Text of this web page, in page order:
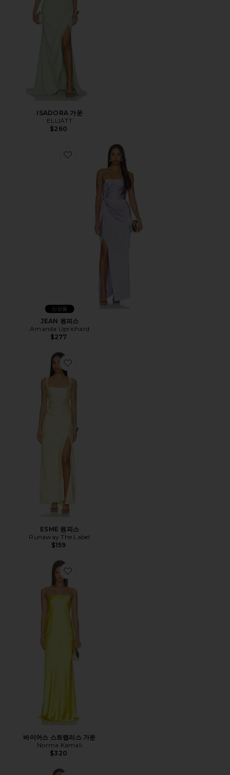
ISADORA 가운
ELLIATT
$260
Favorite JEAN 원피스
신상품
JEAN 원피스
Amanda Uprichard
$277
Favorite ESME 원피스
ESME 원피스
Runaway The Label
$159
Favorite 바이어스 스트랩리스 가운
바이어스 스트랩리스 가운
Norma Kamali
$320